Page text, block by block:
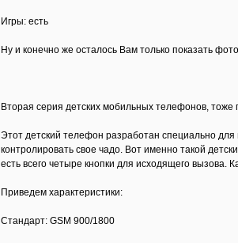
Игры: есть
Ну и конечно же осталось Вам только показать
Вторая серия детских мобильных телефонов,
Этот детский телефон разработан специально
контролировать свое чадо. Вот именно такой
есть всего четыре кнопки для исходящего
Приведем характеристики:
Стандарт: GSM 900/1800